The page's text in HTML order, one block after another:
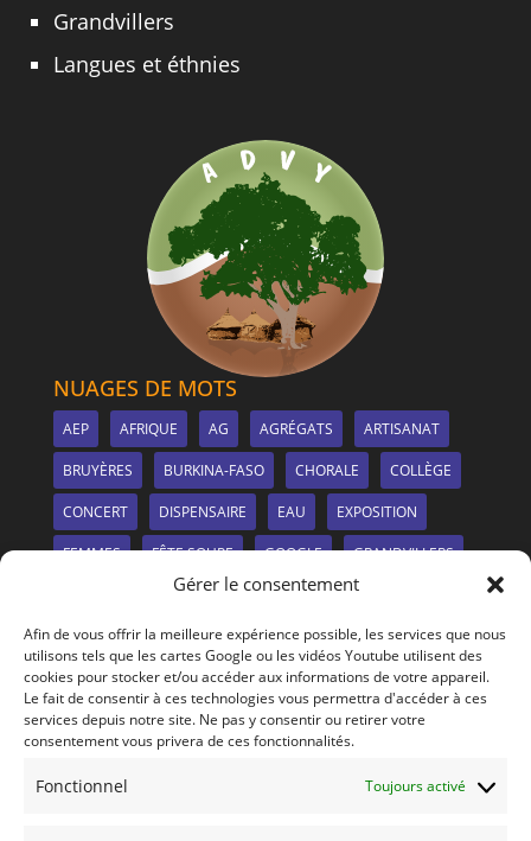
Gérer le consentement
Afin de vous offrir la meilleure expérience possible, les services que nous
utilisons tels que les cartes Google ou les vidéos Youtube utilisent des
cookies pour stocker et/ou accéder aux informations de votre appareil.
Le fait de consentir à ces technologies vous permettra d'accéder à ces
services depuis notre site. Ne pas y consentir ou retirer votre
consentement vous privera de ces fonctionnalités.
Fonctionnel Toujours activé
Grandvillers
Langues et éthnies
NUAGES DE MOTS
AEP AFRIQUE AG AGRÉGATS ARTISANAT
BRUYÈRES BURKINA-FASO CHORALE COLLÈGE
CONCERT DISPENSAIRE EAU EXPOSITION
FEMMES FÊTE SOUPE GOOGLE GRANDVILLERS
LE SITE LIONS CLUB
MARCHÉ MDMS MÉTIERS-À-TISSER NANCY
NEEM NOUVEAUTÉS PANNEAUX SOLAIRES
PHOTOS PLANTATION PULNOY PÉNURIE